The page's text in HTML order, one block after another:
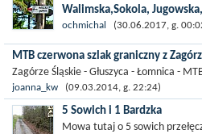
Walimska,Sokola,
Piękna trasa na cały dzień ,
pokonania mamy 4 przełęcze
przewyższenia na
ochmichal (30.06.2017, g.
MTB czerwona szlak graniczny z
Zagórze Śląskie - Głuszyca - Łomnica -
Kamieniołomy w Głuszycy - Głuszyca -
joanna_kw (09.03.2014, g. 22:24)
5 Sowich i 1 Bardzka
Mowa tutaj o 5 sowich